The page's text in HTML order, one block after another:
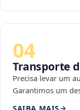
04
Transporte
Precisa levar um
Garantimos um